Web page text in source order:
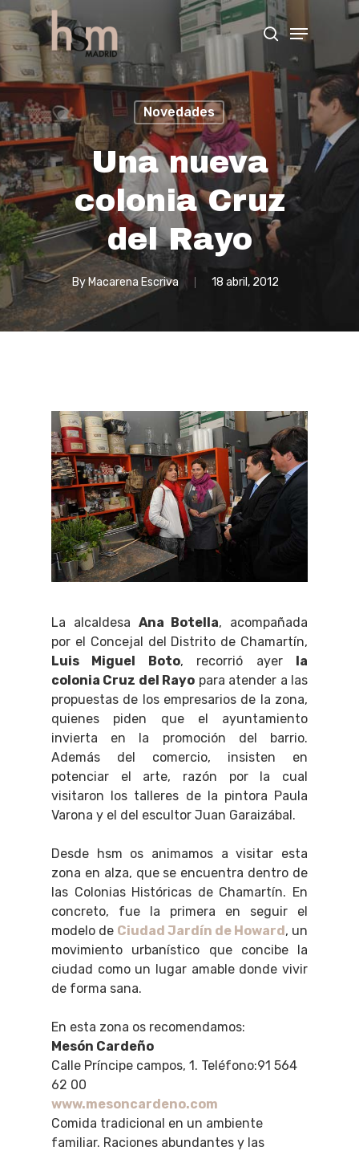
Hit enter to search or ESC to close
Novedades
Una nueva
colonia Cruz
del Rayo
By Macarena Escriva 18 abril, 2012
La alcaldesa Ana Botella, acompañada
por el Concejal del Distrito de Chamartín,
Luis Miguel Boto, recorrió ayer la
colonia Cruz del Rayo para atender a las
propuestas de los empresarios de la zona,
quienes piden que el ayuntamiento
invierta en la promoción del barrio.
Además del comercio, insisten en
potenciar el arte, razón por la cual
visitaron los talleres de la pintora Paula
Varona y el del escultor Juan Garaizábal.
Desde hsm os animamos a visitar esta
zona en alza, que se encuentra dentro de
las Colonias Históricas de Chamartín. En
concreto, fue la primera en seguir el
modelo de Ciudad Jardín de Howard, un
movimiento urbanístico que concibe la
ciudad como un lugar amable donde vivir
de forma sana.
En esta zona os recomendamos:
Mesón Cardeño
Calle Príncipe campos, 1. Teléfono:91 564
62 00
www.mesoncardeno.com
Comida tradicional en un ambiente
familiar. Raciones abundantes y las